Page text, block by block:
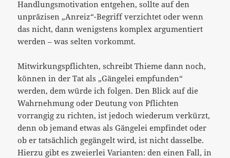
Handlungsmotivation entgehen, sollte auf den
unpräzisen „Anreiz“-Begriff verzichtet oder wenn
das nicht, dann wenigstens komplex argumentiert
werden – was selten vorkommt.
Mitwirkungspflichten, schreibt Thieme dann noch,
können in der Tat als „Gängelei empfunden“
werden, dem würde ich folgen. Den Blick auf die
Wahrnehmung oder Deutung von Pflichten
vorrangig zu richten, ist jedoch wiederum verkürzt,
denn ob jemand etwas als Gängelei empfindet oder
ob er tatsächlich gegängelt wird, ist nicht dasselbe.
Hierzu gibt es zweierlei Varianten: den einen Fall, in